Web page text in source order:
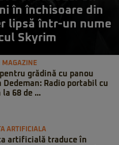
în închisoare din
lipsă într-un nume
Skyrim
MAGAZINE
grădină cu panou
Dedeman: Radio portabil cu
68 de ...
ARTIFICIALA
artificială traduce în